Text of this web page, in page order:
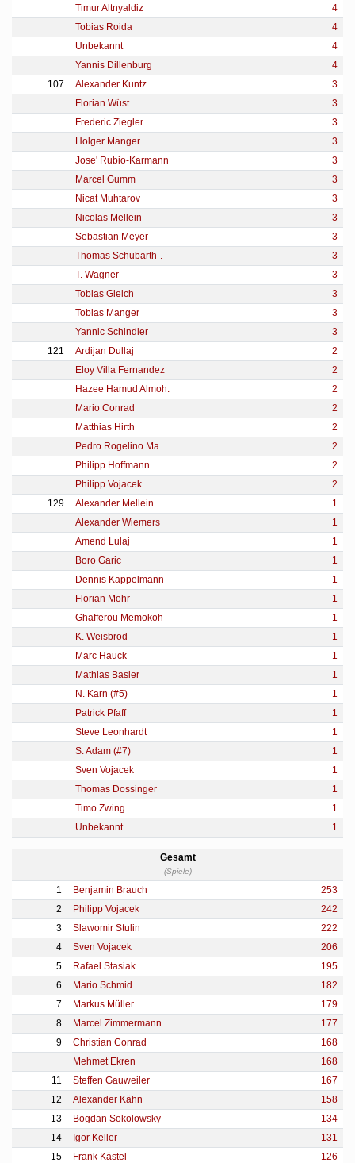
Timur Altnyaldiz
4
Tobias Roida
4
Unbekannt
4
Yannis Dillenburg
4
107
Alexander Kuntz
3
Florian Wüst
3
Frederic Ziegler
3
Holger Manger
3
Jose' Rubio-Karmann
3
Marcel Gumm
3
Nicat Muhtarov
3
Nicolas Mellein
3
Sebastian Meyer
3
Thomas Schubarth-.
3
T. Wagner
3
Tobias Gleich
3
Tobias Manger
3
Yannic Schindler
3
121
Ardijan Dullaj
2
Eloy Villa Fernandez
2
Hazee Hamud Almoh.
2
Mario Conrad
2
Matthias Hirth
2
Pedro Rogelino Ma.
2
Philipp Hoffmann
2
Philipp Vojacek
2
129
Alexander Mellein
1
Alexander Wiemers
1
Amend Lulaj
1
Boro Garic
1
Dennis Kappelmann
1
Florian Mohr
1
Ghafferou Memokoh
1
K. Weisbrod
1
Marc Hauck
1
Mathias Basler
1
N. Karn (#5)
1
Patrick Pfaff
1
Steve Leonhardt
1
S. Adam (#7)
1
Sven Vojacek
1
Thomas Dossinger
1
Timo Zwing
1
Unbekannt
1
Gesamt
(Spiele)
1 Benjamin Brauch
253
2
Philipp Vojacek
242
3
Slawomir Stulin
222
4
Sven Vojacek
206
5
Rafael Stasiak
195
6
Mario Schmid
182
7
Markus Müller
179
8
Marcel Zimmermann
177
9
Christian Conrad
168
Mehmet Ekren
168
11
Steffen Gauweiler
167
12
Alexander Kähn
158
13
Bogdan Sokolowsky
134
14
Igor Keller
131
15
Frank Kästel
126